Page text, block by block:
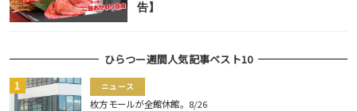
告】
ひらつー週間人気記事ベスト10
ニュース
枚方モールが全館休館。8/26